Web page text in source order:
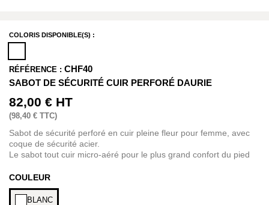
COLORIS DISPONIBLE(S) :
RÉFÉRENCE : CHF40
SABOT DE SÉCURITÉ CUIR PERFORÉ DAURIE
82,00 € HT
(98,40 € TTC)
Sabot de sécurité perforé en cuir pleine fleur pour femme, avec
coque de sécurité acier.
Le sabot tout cuir micro-aéré pour le plus grand confort du pied
COULEUR
BLANC